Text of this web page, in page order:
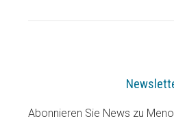
Abonnieren Sie News zu